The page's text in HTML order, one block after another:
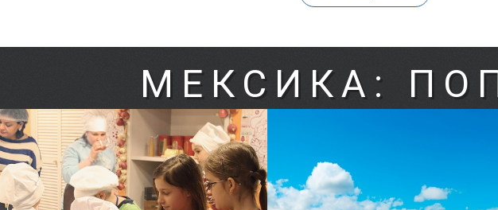
МЕКСИКА: